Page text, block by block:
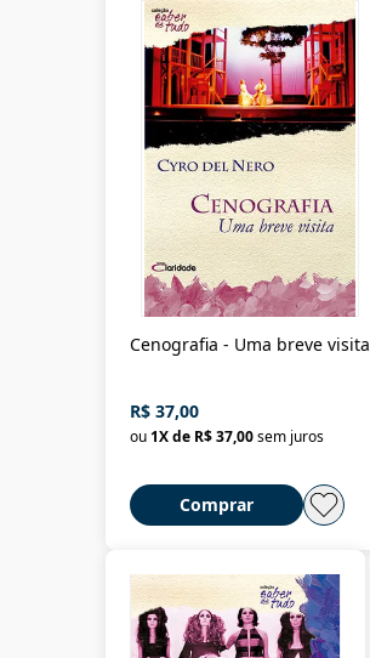
Cenografia - Uma breve visita
R$ 37,00
ou1X de R$ 37,00sem juros
Comprar